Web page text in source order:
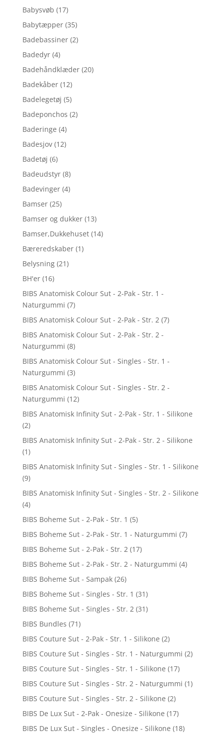
Babysvøb (17)
Babytæpper (35)
Badebassiner (2)
Badedyr (4)
Badehåndklæder (20)
Badekåber (12)
Badelegetøj (5)
Badeponchos (2)
Baderinge (4)
Badesjov (12)
Badetøj (6)
Badeudstyr (8)
Badevinger (4)
Bamser (25)
Bamser og dukker (13)
Bamser,Dukkehuset (14)
Bæreredskaber (1)
Belysning (21)
BH'er (16)
BIBS Anatomisk Colour Sut - 2-Pak - Str. 1 -
Naturgummi (7)
BIBS Anatomisk Colour Sut - 2-Pak - Str. 2 (7)
BIBS Anatomisk Colour Sut - 2-Pak - Str. 2 -
Naturgummi (8)
BIBS Anatomisk Colour Sut - Singles - Str. 1 -
Naturgummi (3)
BIBS Anatomisk Colour Sut - Singles - Str. 2 -
Naturgummi (12)
BIBS Anatomisk Infinity Sut - 2-Pak - Str. 1 - Silikone
(2)
BIBS Anatomisk Infinity Sut - 2-Pak - Str. 2 - Silikone
(1)
BIBS Anatomisk Infinity Sut - Singles - Str. 1 - Silikone
(9)
BIBS Anatomisk Infinity Sut - Singles - Str. 2 - Silikone
(4)
BIBS Boheme Sut - 2-Pak - Str. 1 (5)
BIBS Boheme Sut - 2-Pak - Str. 1 - Naturgummi (7)
BIBS Boheme Sut - 2-Pak - Str. 2 (17)
BIBS Boheme Sut - 2-Pak - Str. 2 - Naturgummi (4)
BIBS Boheme Sut - Sampak (26)
BIBS Boheme Sut - Singles - Str. 1 (31)
BIBS Boheme Sut - Singles - Str. 2 (31)
BIBS Bundles (71)
BIBS Couture Sut - 2-Pak - Str. 1 - Silikone (2)
BIBS Couture Sut - Singles - Str. 1 - Naturgummi (2)
BIBS Couture Sut - Singles - Str. 1 - Silikone (17)
BIBS Couture Sut - Singles - Str. 2 - Naturgummi (1)
BIBS Couture Sut - Singles - Str. 2 - Silikone (2)
BIBS De Lux Sut - 2-Pak - Onesize - Silikone (17)
BIBS De Lux Sut - Singles - Onesize - Silikone (18)